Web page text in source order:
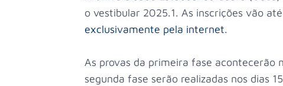
o vestibular 2025.1. As inscrições vão
exclusivamente pela internet.
As provas da primeira fase acontecerão
segunda fase serão realizadas nos dias